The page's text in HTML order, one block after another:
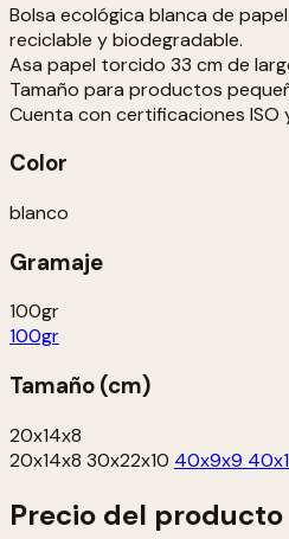
Bolsa ecológica blanca de
reciclable y biodegradable.
Asa papel torcido 33 cm de
Tamaño para productos
Cuenta con certificaciones ISO
Color
blanco
Gramaje
100gr
100gr
Tamaño (cm)
20x14x8
20x14x8 30x22x10 40x9x9
Precio del producto